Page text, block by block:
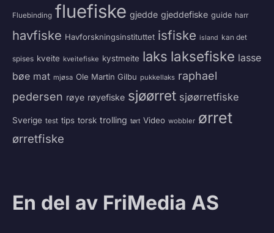
Fluebinding fluefiske gjedde gjeddefiske guide harr
havfiske Havforskningsinstituttet isfiske island kan det
spises kveite kveitefiske kystmeite laks laksefiske lasse
bøe mat mjøsa Ole Martin Gilbu pukkellaks raphael
pedersen røye røyefiske sjøørret sjøørretfiske
Sverige test tips torsk trolling tørt Video wobbler ørret
ørretfiske
En del av FriMedia AS